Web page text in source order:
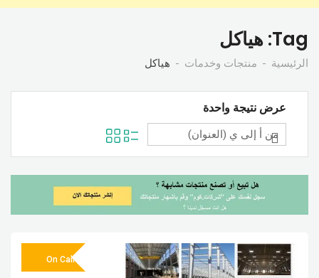
Tag: هياكل
الرئيسية منتجات وخدمات هياكل
عرض نتيجة واحدة
On Call